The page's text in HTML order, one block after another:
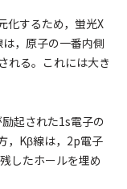
化するため，蛍光X
，原子の一番内側
れる。これには大き
起された1s電子の
，Kβ線は，2p電子
したホールを埋め